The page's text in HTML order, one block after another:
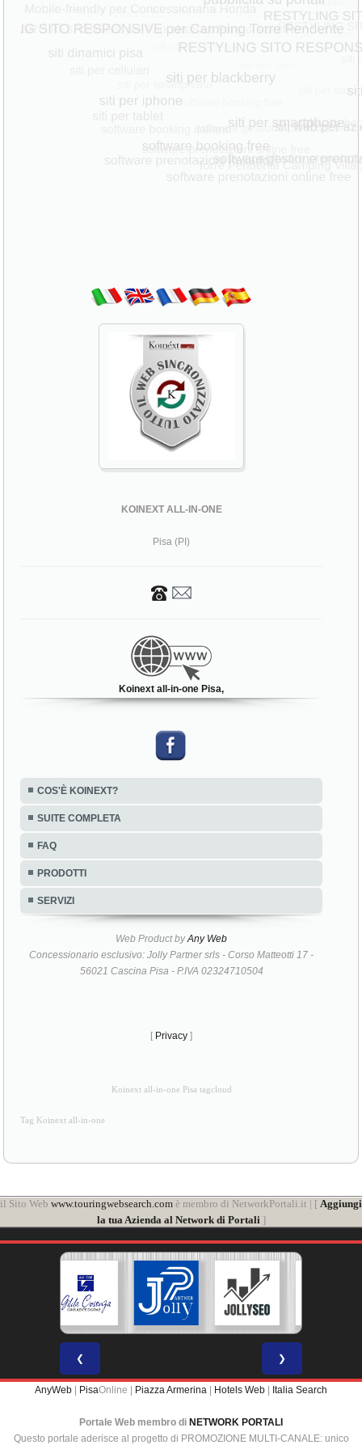
KOINEXT ALL-IN-ONE
Pisa (PI)
Koinext all-in-one Pisa,
COS'È KOINEXT?
SUITE COMPLETA
FAQ
PRODOTTI
SERVIZI
Web Product byAny Web
Concessionario esclusivo: Jolly Partner srls - Corso Matteotti 17 -
56021 Cascina Pisa - P.IVA 02324710504
[ Privacy ]
Koinext all-in-one Pisa tagcloud
Tag Koinext all-in-one
il Sito Web www.touringwebsearch.com è membro di NetworkPortali.it | [ Aggiungi
la tua Azienda al Network di Portali]
❮ ❯
AnyWeb PisaOnline | Piazza Armerina Hotels Web Italia Search
Portale Web membro di NETWORK PORTALI
Questo portale aderisce al progetto di PROMOZIONE MULTI-CANALE: unico